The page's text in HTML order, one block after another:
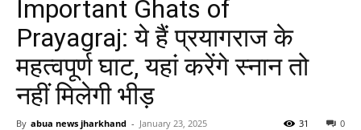
Important Ghats of
Prayagraj: ये हैं प्रयागराज के
महत्वपूर्ण घाट, यहां करेंगे स्नान तो
नहीं मिलेगी भीड़
By abua news jharkhand - January 23, 2025 0
31